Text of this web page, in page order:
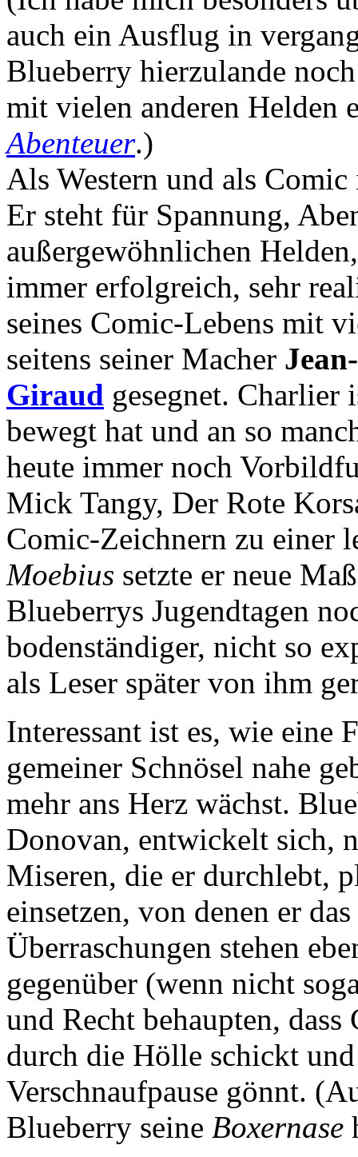
auch ein Ausflug in
Blueberry hierzulande
mit vielen anderen Helden
Abenteuer.)
Als Western und als
Er steht für Spannung,
außergewöhnlichen
immer erfolgreich, sehr
seines Comic-Lebens mit
seitens seiner Macher
Giraud gesegnet.
bewegt hat und an so
heute immer noch
Mick Tangy, Der Rote
Comic-Zeichnern zu einer
Moebius setzte er neue
Blueberrys Jugendtagen
bodenständiger, nicht so
als Leser später von ihm
Interessant ist es, wie eine
gemeiner Schnösel nahe
mehr ans Herz wächst.
Donovan, entwickelt sich,
Miseren, die er durchlebt,
einsetzen, von denen er
Überraschungen stehen
gegenüber (wenn nicht
und Recht behaupten,
durch die Hölle schickt
Verschnaufpause gönnt.
Blueberry seine Boxernase